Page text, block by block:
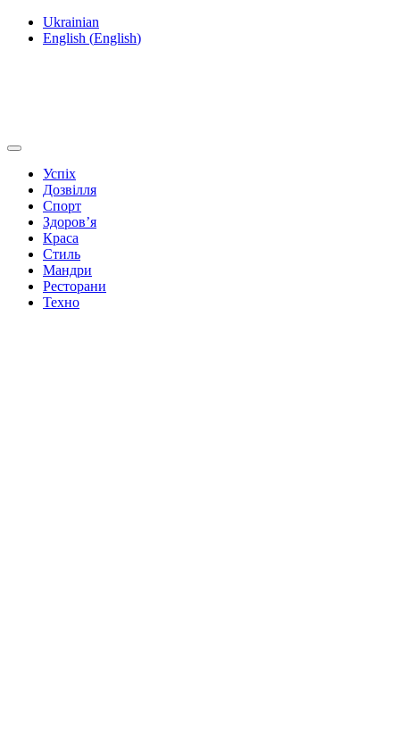
Ukrainian
English (English)
Успіх
Дозвілля
Спорт
Здоров’я
Краса
Стиль
Мандри
Ресторани
Техно